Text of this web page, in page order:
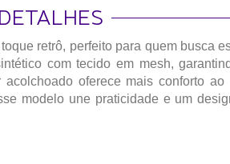
DETALHES
retrô, perfeito para quem busca
com tecido em mesh,
oferece mais conforto
modelo une praticidade e um